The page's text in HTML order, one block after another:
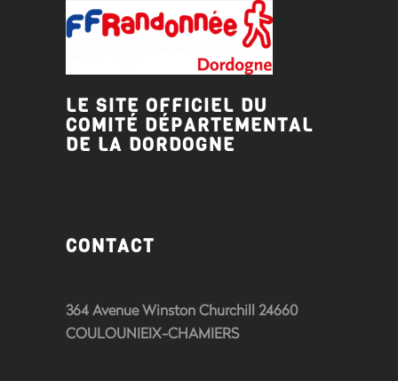
LE SITE OFFICIEL DU
COMITÉ DÉPARTEMENTAL
DE LA DORDOGNE
CONTACT
364 Avenue Winston Churchill 24660
COULOUNIEIX-CHAMIERS